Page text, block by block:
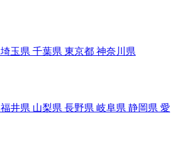
埼玉県 千葉県 東京都 神奈川県
福井県 山梨県 長野県 岐阜県 静岡県 愛